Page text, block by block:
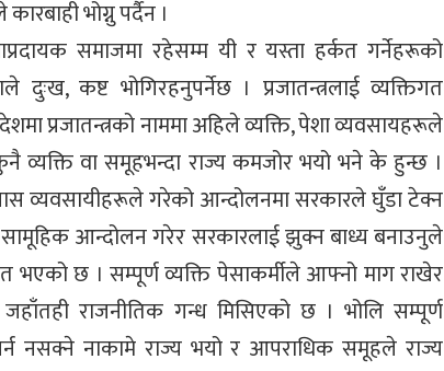
भोग्नु पर्दैन ।
समाजमा रहेसम्म यी र यस्ता हर्कत गर्नेहरूको
कष्ट भोगिरहनुपर्नेछ । प्रजातन्त्रलाई व्यक्तिगत
देशमा प्रजातन्त्रको नाममा अहिले व्यक्ति, पेशा व्यवसायहरूले
व्यक्ति वा समूहभन्दा राज्य कमजोर भयो भने के हुन्छ ।
व्यवसायीहरूले गरेको आन्दोलनमा सरकारले घुँडा टेक्न
आन्दोलन गरेर सरकारलाई झुक्न बाध्य बनाउनुले
छ । सम्पूर्ण व्यक्ति पेसाकर्मीले आफ्नो माग राखेर
राजनीतिक गन्ध मिसिएको छ । भोलि सम्पूर्ण
नसक्ने नाकामे राज्य भयो र आपराधिक समूहले राज्य